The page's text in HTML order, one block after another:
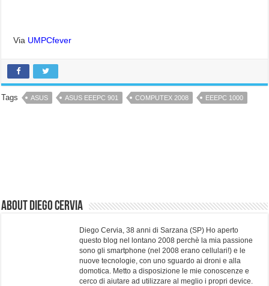
Via UMPCfever
Tags ASUS ASUS EEEPC 901 COMPUTEX 2008 EEEPC 1000
About Diego Cervia
Diego Cervia, 38 anni di Sarzana (SP) Ho aperto
questo blog nel lontano 2008 perchè la mia passione
sono gli smartphone (nel 2008 erano cellulari!) e le
nuove tecnologie, con uno sguardo ai droni e alla
domotica. Metto a disposizione le mie conoscenze e
cerco di aiutare ad utilizzare al meglio i propri device.